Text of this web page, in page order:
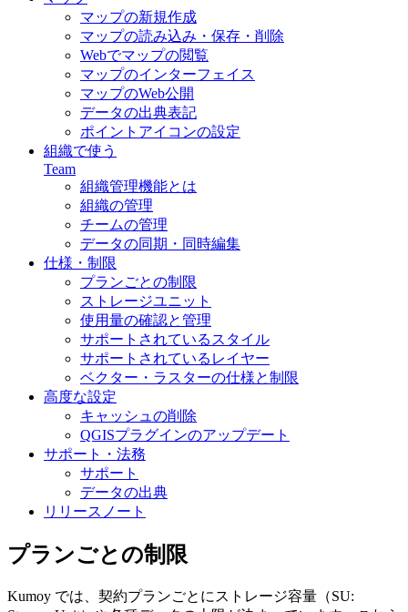
マップの新規作成
マップの読み込み・保存・削除
Webでマップの閲覧
マップのインターフェイス
マップのWeb公開
データの出典表記
ポイントアイコンの設定
組織で使う
Team
組織管理機能とは
組織の管理
チームの管理
データの同期・同時編集
仕様・制限
プランごとの制限
ストレージユニット
使用量の確認と管理
サポートされているスタイル
サポートされているレイヤー
ベクター・ラスターの仕様と制限
高度な設定
キャッシュの削除
QGISプラグインのアップデート
サポート・法務
サポート
データの出典
リリースノート
プランごとの制限
Kumoy では、契約プランごとにストレージ容量（SU: